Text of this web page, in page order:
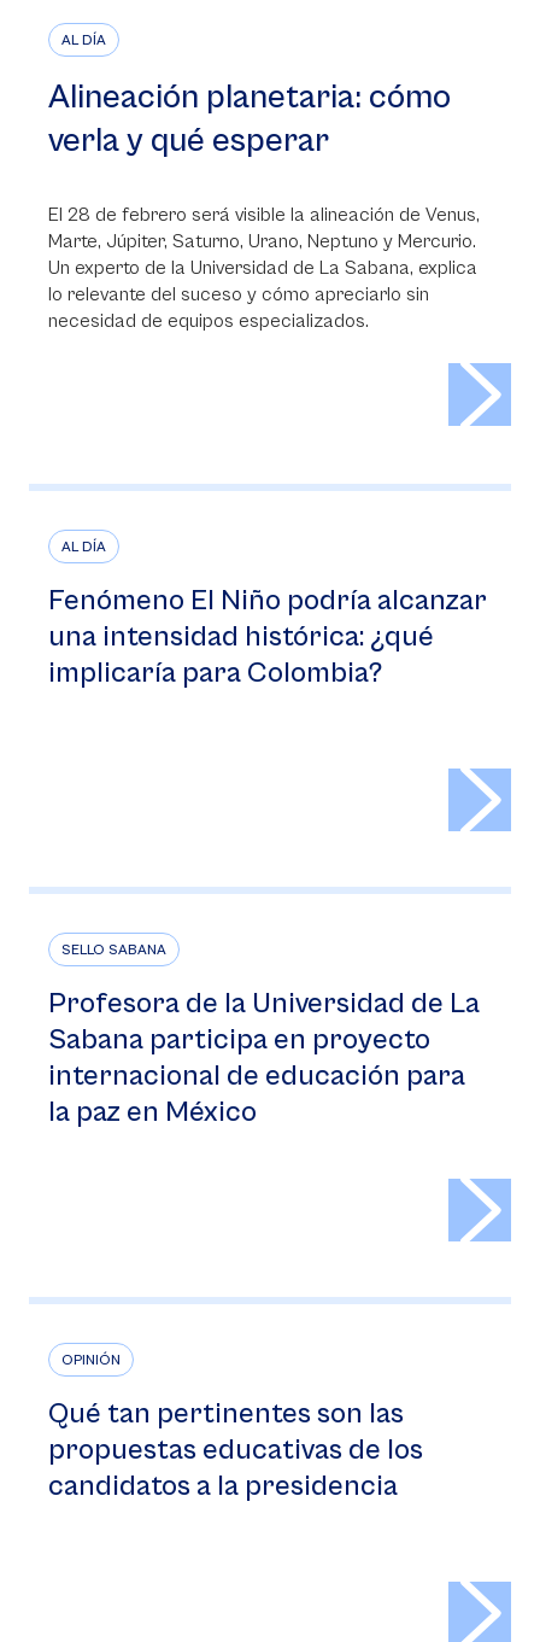
AL DÍA
Alineación planetaria: cómo
verla y qué esperar
El 28 de febrero será visible la alineación de Venus,
Marte, Júpiter, Saturno, Urano, Neptuno y Mercurio.
Un experto de la Universidad de La Sabana, explica
lo relevante del suceso y cómo apreciarlo sin
necesidad de equipos especializados.
AL DÍA
Fenómeno El Niño podría alcanzar
una intensidad histórica: ¿qué
implicaría para Colombia?
SELLO SABANA
Profesora de la Universidad de La
Sabana participa en proyecto
internacional de educación para
la paz en México
OPINIÓN
Qué tan pertinentes son las
propuestas educativas de los
candidatos a la presidencia